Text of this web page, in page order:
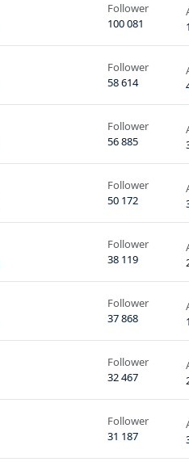
Follower
100 081
Follower
58 614
Follower
56 885
Follower
50 172
Follower
38 119
Follower
37 868
Follower
32 467
Follower
31 187